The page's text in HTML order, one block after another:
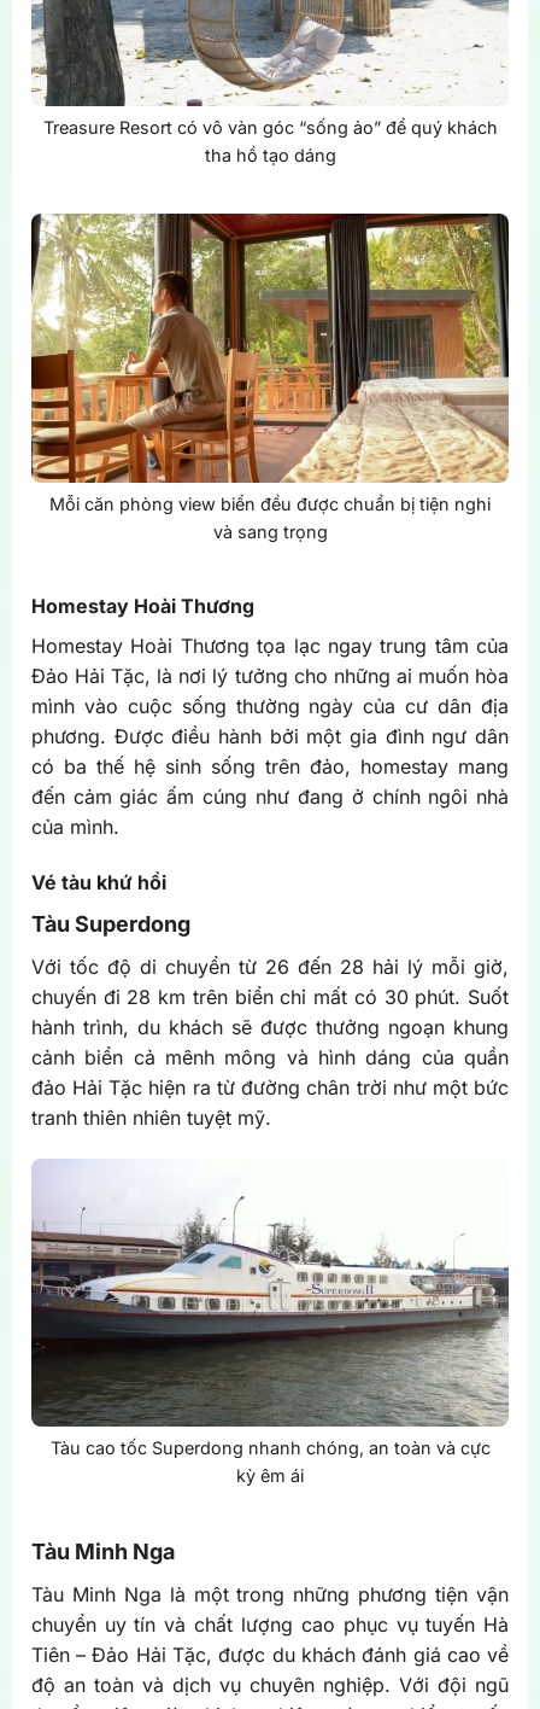
Treasure Resort có vô vàn góc “sống ảo” để quý khách
tha hồ tạo dáng
Mỗi căn phòng view biển đều được chuẩn bị tiện nghi
và sang trọng
Homestay Hoài Thương
Homestay Hoài Thương tọa lạc ngay trung tâm của
Đảo Hải Tặc, là nơi lý tưởng cho những ai muốn hòa
mình vào cuộc sống thường ngày của cư dân địa
phương. Được điều hành bởi một gia đình ngư dân
có ba thế hệ sinh sống trên đảo, homestay mang
đến cảm giác ấm cúng như đang ở chính ngôi nhà
của mình.
Vé tàu khứ hồi
Tàu Superdong
Với tốc độ di chuyển từ 26 đến 28 hải lý mỗi giờ,
chuyến đi 28 km trên biển chỉ mất có 30 phút. Suốt
hành trình, du khách sẽ được thưởng ngoạn khung
cảnh biển cả mênh mông và hình dáng của quần
đảo Hải Tặc hiện ra từ đường chân trời như một bức
tranh thiên nhiên tuyệt mỹ.
Tàu cao tốc Superdong nhanh chóng, an toàn và cực
kỳ êm ái
Tàu Minh Nga
Tàu Minh Nga là một trong những phương tiện vận
chuyển uy tín và chất lượng cao phục vụ tuyến Hà
Tiên – Đảo Hải Tặc, được du khách đánh giá cao về
độ an toàn và dịch vụ chuyên nghiệp. Với đội ngũ